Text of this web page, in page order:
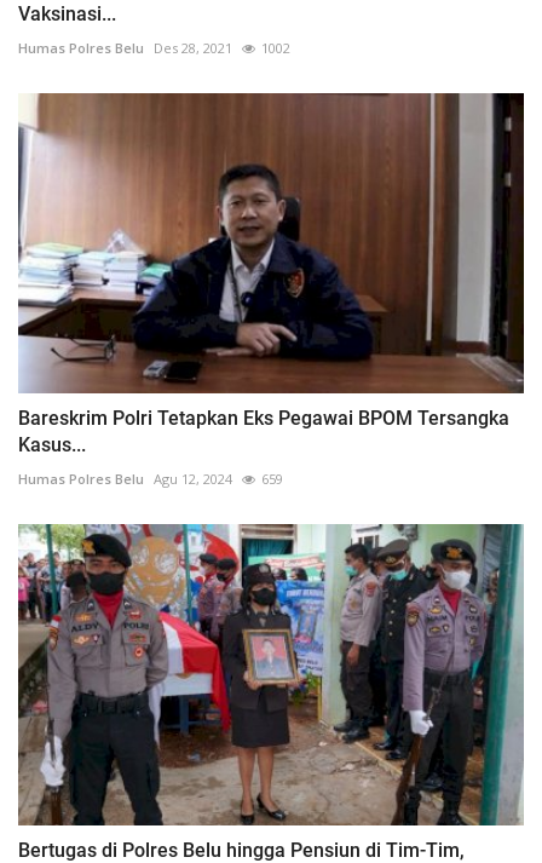
Vaksinasi...
Humas Polres Belu Des 28, 2021 1002
Bareskrim Polri Tetapkan Eks Pegawai BPOM Tersangka
Kasus...
Humas Polres Belu Agu 12, 2024 659
Bertugas di Polres Belu hingga Pensiun di Tim-Tim,